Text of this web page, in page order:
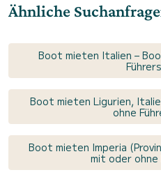
Ähnliche
Boot mieten Italien –
Boot mieten Ligurien,
ohne
Boot mieten Imperia
mit oder ohne